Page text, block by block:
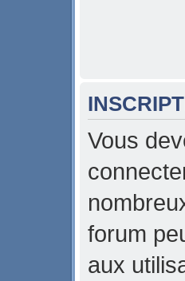
Vous
forum
aux